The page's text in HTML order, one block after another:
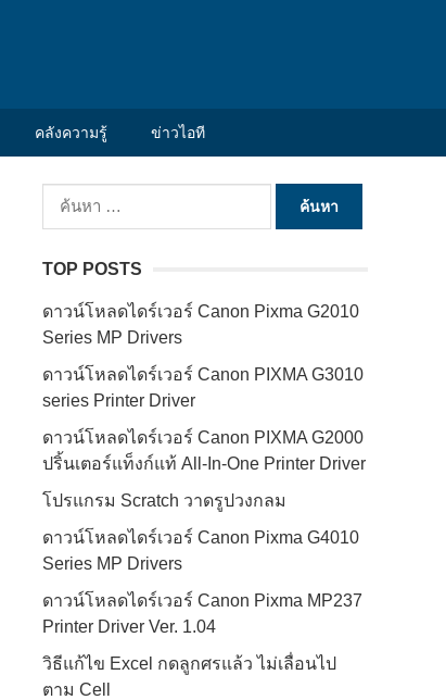
คลังความรู้ ข่าวไอที
ค้นหา
สำหรับ:
TOP POSTS
ดาวน์โหลดไดร์เวอร์ Canon Pixma G2010
Series MP Drivers
ดาวน์โหลดไดร์เวอร์ Canon PIXMA G3010
series Printer Driver
ดาวน์โหลดไดร์เวอร์ Canon PIXMA G2000
ปริ้นเตอร์แท็งก์แท้ All-In-One Printer Driver
โปรแกรม Scratch วาดรูปวงกลม
ดาวน์โหลดไดร์เวอร์ Canon Pixma G4010
Series MP Drivers
ดาวน์โหลดไดร์เวอร์ Canon Pixma MP237
Printer Driver Ver. 1.04
วิธีแก้ไข Excel กดลูกศรแล้ว ไม่เลื่อนไป
ตาม Cell